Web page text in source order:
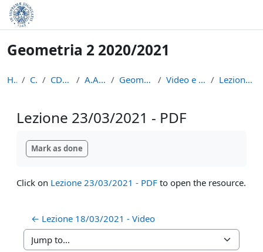
Skip to main content
Geometria 2 2020/2021
Home Courses CDL Matematica A.A. 2020 - 2021 Geometria 2 2020/2021 Video e appunti delle lezioni Lezione 23/03/2021 - PDF
Lezione 23/03/2021 - PDF
Mark as done
Click on Lezione 23/03/2021 - PDF to open the resource.
← Lezione 18/03/2021 - Video
Jump to...